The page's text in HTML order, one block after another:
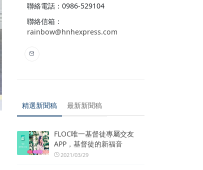
聯絡電話：0986-529104
聯絡信箱：
rainbow@hnhexpress.com
精選新聞稿 最新新聞稿
FLOC唯一基督徒專屬交友
APP，基督徒的新福音
2021/03/29